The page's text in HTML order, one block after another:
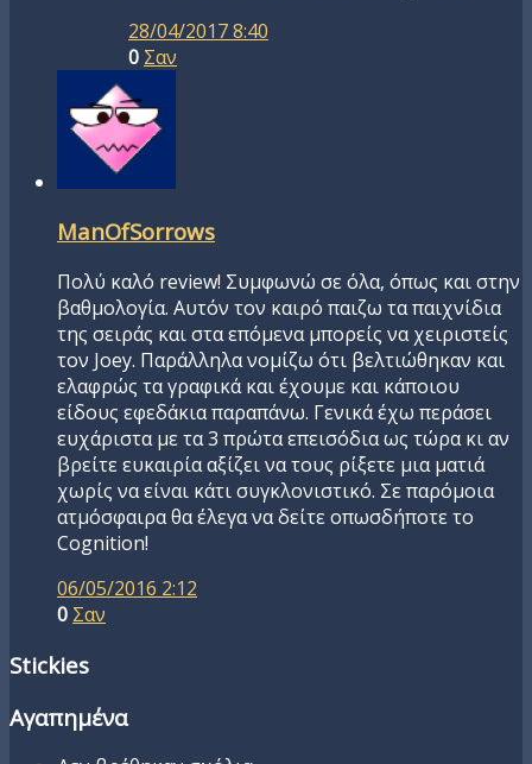
28/04/2017 8:40
0 Σαν
ManOfSorrows
Πολύ καλό review! Συμφωνώ σε όλα, όπως και στην
βαθμολογία. Αυτόν τον καιρό παιζω τα παιχνίδια
της σειράς και στα επόμενα μπορείς να χειριστείς
τον Joey. Παράλληλα νομίζω ότι βελτιώθηκαν και
ελαφρώς τα γραφικά και έχουμε και κάποιου
είδους εφεδάκια παραπάνω. Γενικά έχω περάσει
ευχάριστα με τα 3 πρώτα επεισόδια ως τώρα κι αν
βρείτε ευκαιρία αξίζει να τους ρίξετε μια ματιά
χωρίς να είναι κάτι συγκλονιστικό. Σε παρόμοια
ατμόσφαιρα θα έλεγα να δείτε οπωσδήποτε το
Cognition!
06/05/2016 2:12
0 Σαν
Stickies
Αγαπημένα